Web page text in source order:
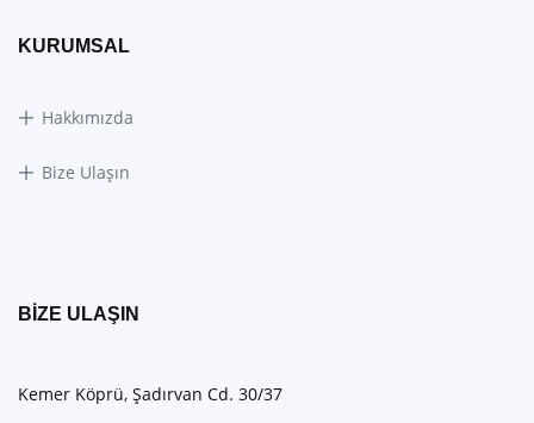
KURUMSAL
Hakkımızda
Bize Ulaşın
BIZE ULAŞIN
Kemer Köprü, Şadırvan Cd. 30/37